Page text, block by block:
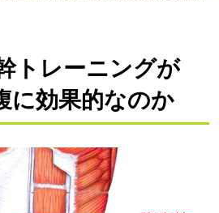
トレーニングが
に効果的なのか